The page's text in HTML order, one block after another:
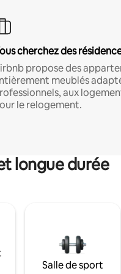
cherchez des
propose des
meublés
aux
le relogement.
longue durée
Salle de sport